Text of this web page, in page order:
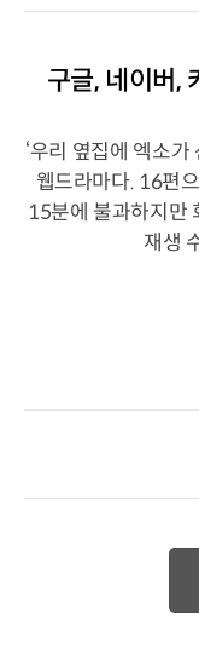
구글, 네이버,
‘우리 옆집에 엑소
웹드라마다. 16편
15분에 불과하지만
재생